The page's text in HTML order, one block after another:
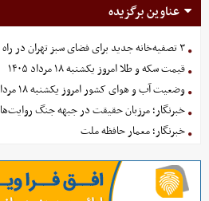
عناوین برگزیده
۳ تصفیه‌خانه جدید برای فضای سبز تهران در راه است
قیمت سکه و طلا امروز یکشنبه ۱۸ مرداد ۱۴۰۵
وضعیت آب و هوای کشور امروز یکشنبه ۱۸ مرداد ۱۴۰۵
خبرنگار؛ مرزبان حقیقت در جبهه جنگ روایت‌ها
خبرنگار؛ معمار حافظه ملت